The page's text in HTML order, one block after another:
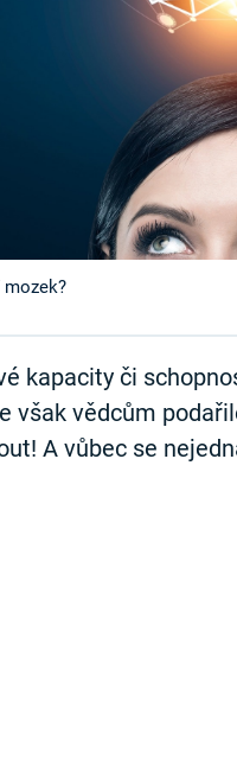
kapacity či
však vědcům
A vůbec se